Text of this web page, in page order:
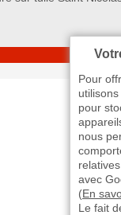
Pour
pour
nous
avec
(En
Le fait